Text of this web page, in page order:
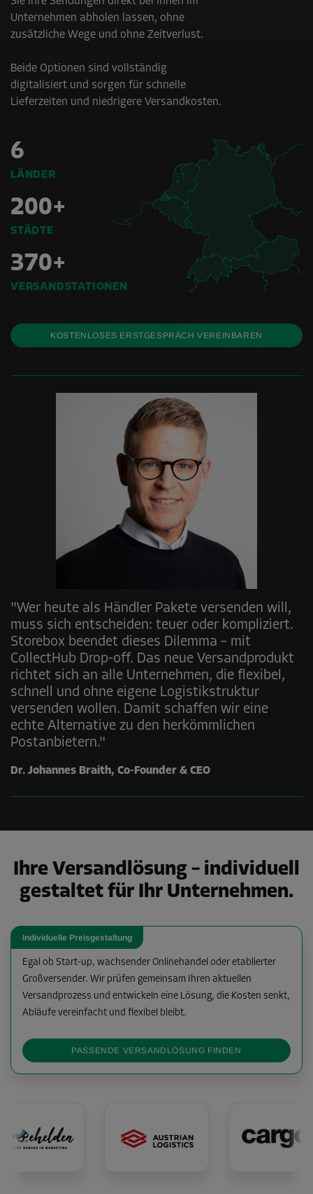
Unternehmen abholen lassen, ohne
zusätzliche Wege und ohne Zeitverlust.
Beide Optionen sind vollständig
digitalisiert und sorgen für schnelle
Lieferzeiten und niedrigere Versandkosten.
6
LÄNDER
200+
STÄDTE
370+
VERSANDSTATIONEN
KOSTENLOSES ERSTGESPRÄCH VEREINBAREN
"Wer heute als Händler Pakete versenden will,
muss sich entscheiden: teuer oder kompliziert.
Storebox beendet dieses Dilemma – mit
CollectHub Drop-off. Das neue Versandprodukt
richtet sich an alle Unternehmen, die flexibel,
schnell und ohne eigene Logistikstruktur
versenden wollen. Damit schaffen wir eine
echte Alternative zu den herkömmlichen
Postanbietern."
Dr. Johannes Braith, Co-Founder & CEO
Ihre Versandlösung – individuell
gestaltet für Ihr Unternehmen.
Individuelle Preisgestaltung
Egal ob Start-up, wachsender Onlinehandel oder etablierter
Großversender. Wir prüfen gemeinsam Ihren aktuellen
Versandprozess und entwickeln eine Lösung, die Kosten senkt,
Abläufe vereinfacht und flexibel bleibt.
PASSENDE VERSANDLÖSUNG FINDEN